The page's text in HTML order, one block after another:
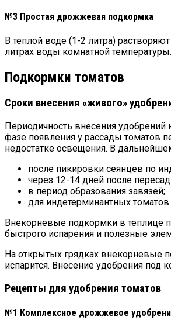
№3 Простая дрожжевая подкормка
В теплой воде (1-2 литра)
литрах воды комнатной
Подкормки томатов
Сроки внесения «живого»
Периодичность внесения
фазе появления у рассады томатов
недостатке освещения. В
после пикировки сеянцев по
через 12-14 дней после
в период образования завязей;
для индетерминантных
Внекорневые подкормки в теплице
быстрого испарения и полезные
На открытых грядках внекорневые
испарится. Внесение удобрения под
Рецепты для удобрения томатов
№1 Комплексное дрожжевое